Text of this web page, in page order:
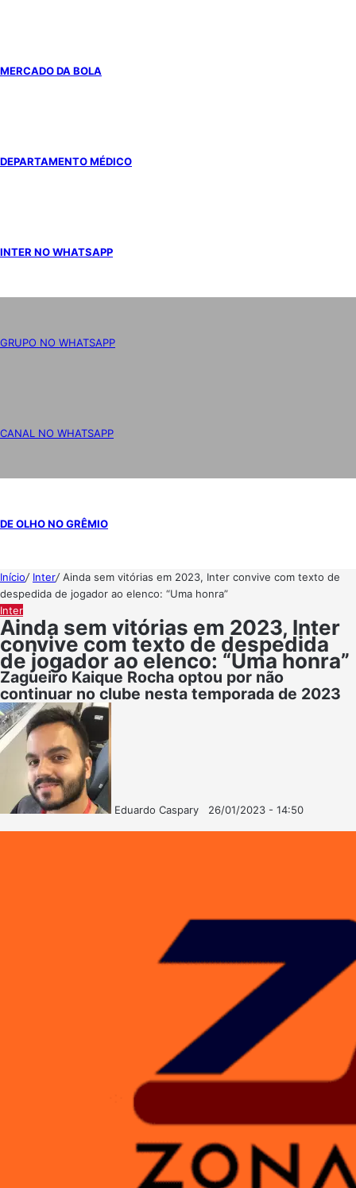
MERCADO DA BOLA
DEPARTAMENTO MÉDICO
INTER NO WHATSAPP
GRUPO NO WHATSAPP
CANAL NO WHATSAPP
DE OLHO NO GRÊMIO
Início/ Inter/Ainda sem vitórias em 2023, Inter convive com texto de
despedida de jogador ao elenco: “Uma honra”
Inter
Ainda sem vitórias em 2023, Inter
convive com texto de despedida
de jogador ao elenco: “Uma honra”
Zagueiro Kaique Rocha optou por não
continuar no clube nesta temporada de 2023
Eduardo Caspary
26/01/2023 - 14:50